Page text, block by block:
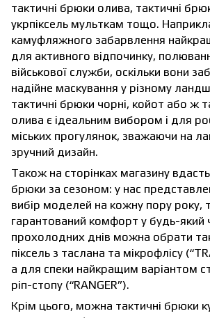
тактичні брюки олива, тактичні
укрпіксель мульткам тощо.
камуфляжного забарвлення
для активного відпочинку,
військової служби, оскільки вони
надійне маскування у різному
тактичні брюки чорні, койот або ж
олива є ідеальним вибором і для
міських прогулянок, зважаючи на
зручний дизайн.
Також на сторінках магазину
брюки за сезоном: у нас
вибір моделей на кожну пору року,
гарантований комфорт у будь-який
прохолодних днів можна обрати
піксель з таслана та мікрофлісу (“
а для спеки найкращим варіантом
ріп-стопу (“RANGER”).
Крім цього, можна тактичні брюки